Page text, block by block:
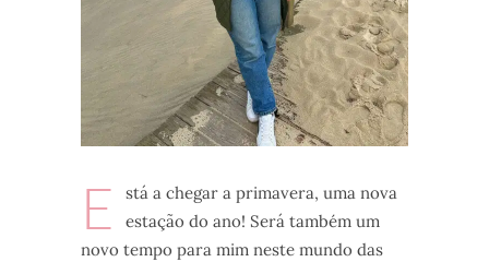
E
stá a chegar a primavera, uma nova
estação do ano! Será também um
novo tempo para mim neste mundo das